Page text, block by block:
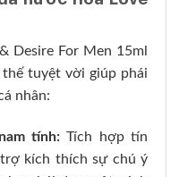
Desire For Men 15ml
tuyệt vời giúp phái
nhân:
tính: Tích hợp tín
kích thích sự chú ý